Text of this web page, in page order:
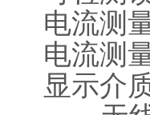
电流测
电流测
显示介